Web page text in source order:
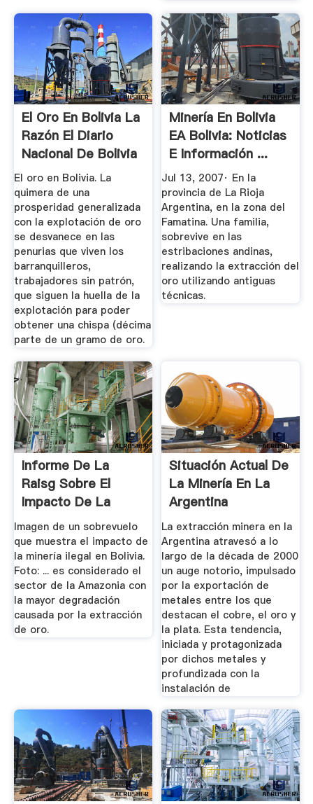
El Oro En Bolivia La
Razón El Diario
Nacional De Bolivia
El oro en Bolivia. La
quimera de una
prosperidad generalizada
con la explotación de oro
se desvanece en las
penurias que viven los
barranquilleros,
trabajadores sin patrón,
que siguen la huella de la
explotación para poder
obtener una chispa (décima
parte de un gramo de oro.
Minería En Bolivia
EA Bolivia: Noticias
E Información ...
Jul 13, 2007· En la
provincia de La Rioja
Argentina, en la zona del
Famatina. Una familia,
sobrevive en las
estribaciones andinas,
realizando la extracción del
oro utilizando antiguas
técnicas.
Informe De La
Raisg Sobre El
Impacto De La
Minería Ilegal ...
Imagen de un sobrevuelo
que muestra el impacto de
la minería ilegal en Bolivia.
Foto: ... es considerado el
sector de la Amazonia con
la mayor degradación
causada por la extracción
de oro.
Situación Actual De
La Minería En La
Argentina
La extracción minera en la
Argentina atravesó a lo
largo de la década de 2000
un auge notorio, impulsado
por la exportación de
metales entre los que
destacan el cobre, el oro y
la plata. Esta tendencia,
iniciada y protagonizada
por dichos metales y
profundizada con la
instalación de